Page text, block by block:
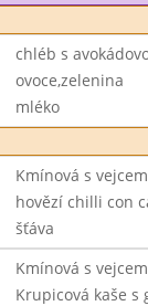
chléb s
ovoce,zelenina
mléko
Kmínová s vejcem
hovězí chilli con
šťáva
Kmínová s vejcem
Krupicová kaše s